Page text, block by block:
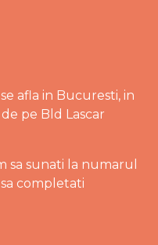
afla in Bucuresti, in
pe Bld Lascar
sa sunati la numarul
completati